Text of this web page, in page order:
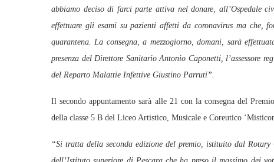
abbiamo deciso di farci parte attiva nel donare, all’Ospedale
effettuare gli esami su pazienti affetti da coronavirus ma che,
quarantena. La consegna, a mezzogiorno, domani, sarà
presenza del Direttore Sanitario Antonio Caponetti, l’assessore
del Reparto Malattie Infettive Giustino Parruti”.
Il secondo appuntamento sarà alle 21 con la consegna del
della classe 5 B del Liceo Artistico, Musicale e Coreutico
“Si tratta della seconda edizione del premio, istituito dal